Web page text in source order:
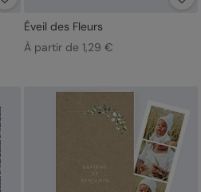
Éveil des Fleurs
À partir de 1,29 €